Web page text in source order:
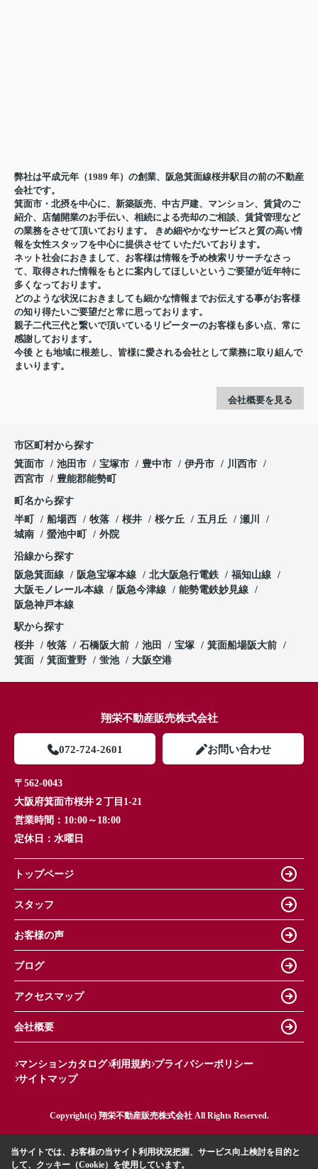
弊社は平成元年（1989 年）の創業、阪急箕面線桜井駅目の前の不動産
会社です。
箕面市・北摂を中心に、新築販売、中古戸建、マンション、賃貸のご
紹介、店舗開業のお手伝い、相続による売却のご相談、賃貸管理など
の業務をさせて頂いております。 きめ細やかなサービスと質の高い情
報を女性スタッフを中心に提供させて いただいております。
ネット社会におきまして、お客様は情報を予め検索リサーチなさっ
て、取得された情報をもとに案内してほしいというご要望が近年特に
多くなっております。
どのような状況におきましても細かな情報までお伝えする事がお客様
の知り得たいご要望だと常に思っております。
親子二代三代と繋いで頂いているリピーターのお客様も多い点、常に
感謝しております。
今後 とも地域に根差し、皆様に愛される会社として業務に取り組んで
まいります。
会社概要を見る
市区町村から探す
箕面市
池田市 宝塚市 豊中市 伊丹市
川西市
西宮市
豊能郡能勢町
町名から探す
半町
船場西 牧落 桜井 桜ケ丘 五月丘
瀬川
城南
螢池中町 外院
沿線から探す
阪急箕面線
阪急宝塚本線 北大阪急行電鉄
福知山線
大阪モノレール本線
阪急今津線
能勢電鉄妙見線
阪急神戸本線
駅から探す
桜井
牧落 石橋阪大前 池田 宝塚
箕面船場阪大前
箕面
箕面萱野 蛍池 大阪空港
翔栄不動産販売株式会社
072-724-2601 お問い合わせ
〒562-0043
大阪府箕面市桜井２丁目1-21
営業時間： 10:00～18:00
定休日： 水曜日
トップページ
スタッフ
お客様の声
ブログ
アクセスマップ
会社概要
マンションカタログ 利用規約 プライバシーポリシー
サイトマップ
Copyright(c) 翔栄不動産販売株式会社 All Rights Reserved.
当サイトでは、お客様の当サイト利用状況把握、サービス向上検討を目的と
して、クッキー（Cookie）を使用しています。